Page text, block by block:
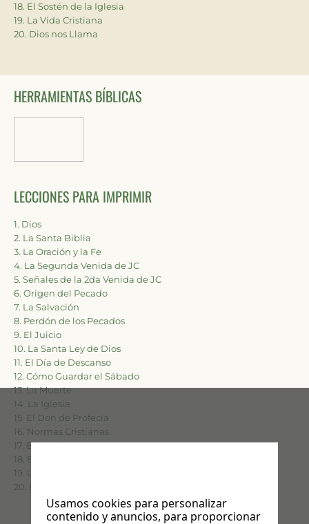
18. El Sostén de la Iglesia
19. La Vida Cristiana
20. Dios nos Llama
HERRAMIENTAS BÍBLICAS
LECCIONES PARA IMPRIMIR
1. Dios
2. La Santa Biblia
3. La Oración y la Fe
4. La Segunda Venida de JC
5. Señales de la 2da Venida de JC
6. Origen del Pecado
7. La Salvación
8. Perdón de los Pecados
9. El Juicio
10. La Santa Ley de Dios
11. El Día de Descanso
12. Cómo Guardar el Sábado
13. La Muerte
14. La Iglesia
15. El Don de Profecía
16. Normas Cristianas
17. El Bautismo
18. El Sostén de la Iglesia
19. La Vida Cristiana
20. Dios nos Llama
Usamos cookies para personalizar
contenido y anuncios, para proporcionar